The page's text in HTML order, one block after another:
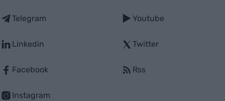
Telegram
Linkedin
Facebook
Instagram
Youtube
Twitter
Rss